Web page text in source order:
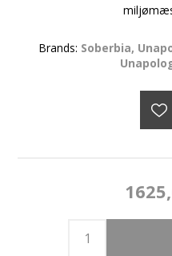
Brands: Soberbia,